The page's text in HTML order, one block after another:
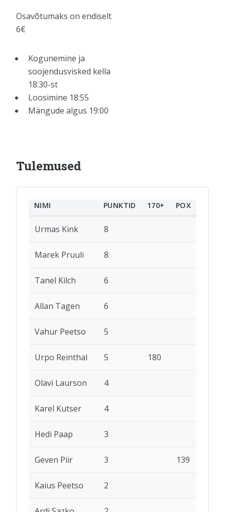
Osavõtumaks on endiselt
6€
Kogunemine ja
soojendusvisked kella
18:30-st
Loosimine 18:55
Mängude algus 19:00
Tulemused
NIMI PUNKTID 170+ POX
Urmas Kink 8
Marek Pruuli 8
Tanel Kilch 6
Allan Tagen 6
Vahur Peetso 5
Urpo Reinthal 5 180
Olavi Laurson 4
Karel Kutser 4
Hedi Paap 3
Geven Piir 3 139
Kaius Peetso 2